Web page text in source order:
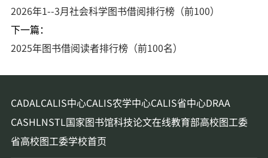
2026年1--3月社会科学图书借阅排行榜（前100）
下一篇：
2025年图书借阅读者排行榜（前100名）
CADALCALIS中心CALIS农学中心CALIS省中心DRAA
CASHLNSTL国家图书馆科技论文在线教育部高校图工委
省高校图工委学校首页